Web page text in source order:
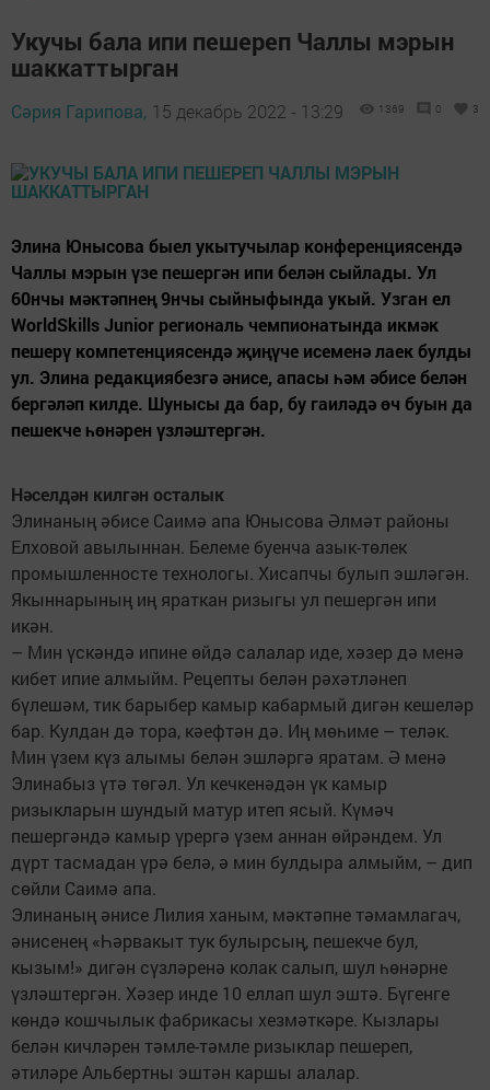
Укучы бала ипи пешереп Чаллы мэрын
шаккаттырган
Сәрия Гарипова, 15 декабрь 2022 - 13:29 1369 0 3
Элина Юнысова быел укытучылар конференциясендә
Чаллы мэрын үзе пешергән ипи белән сыйлады. Ул
60нчы мәктәпнең 9нчы сыйныфында укый. Узган ел
WorldSkills Junior региональ чемпионатында икмәк
пешерү компетенциясендә җиңүче исеменә лаек булды
ул. Элина редакциябезгә әнисе, апасы һәм әбисе белән
бергәләп килде. Шунысы да бар, бу гаиләдә өч буын да
пешекче һөнәрен үзләштергән.
Нәселдән килгән осталык
Элинаның әбисе Саимә апа Юнысова Әлмәт районы
Елховой авылыннан. Белеме буенча азык-төлек
промышленносте технологы. Хисапчы булып эшләгән.
Якыннарының иң яраткан ризыгы ул пешергән ипи
икән.
– Мин үскәндә ипине өйдә салалар иде, хәзер дә менә
кибет ипие алмыйм. Рецепты белән рәхәтләнеп
бүлешәм, тик барыбер камыр кабармый дигән кешеләр
бар. Кулдан дә тора, кәефтән дә. Иң мөһиме – теләк.
Мин үзем күз алымы белән эшләргә яратам. Ә менә
Элинабыз үтә төгәл. Ул кечкенәдән үк камыр
ризыкларын шундый матур итеп ясый. Күмәч
пешергәндә камыр үрергә үзем аннан өйрәндем. Ул
дүрт тасмадан үрә белә, ә мин булдыра алмыйм, – дип
сөйли Саимә апа.
Элинаның әнисе Лилия ханым, мәктәпне тәмамлагач,
әнисенең «Һәрвакыт тук булырсың, пешекче бул,
кызым!» дигән сүзләренә колак салып, шул һөнәрне
үзләштергән. Хәзер инде 10 еллап шул эштә. Бүгенге
көндә кошчылык фабрикасы хезмәткәре. Кызлары
белән кичләрен тәмле-тәмле ризыклар пешереп,
әтиләре Альбертны эштән каршы алалар.